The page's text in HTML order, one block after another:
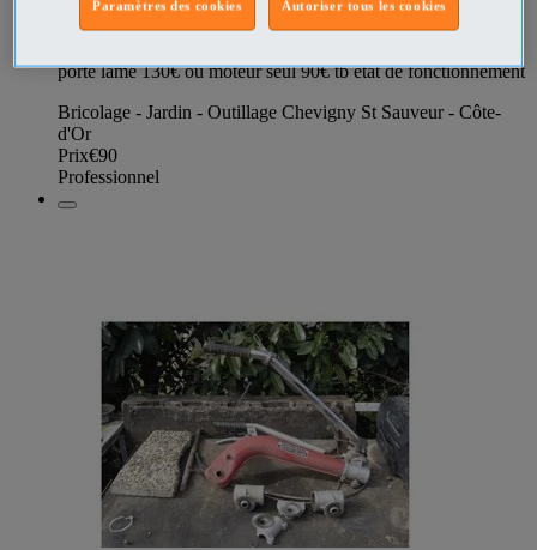
porte lame 130€ ou moteur seul 90€ tb état de fonctionnement
Bricolage - Jardin - Outillage Chevigny St Sauveur - Côte-
d'Or
Prix€90
Professionnel
Autoriser tous les cookies
Paramètres des cookies